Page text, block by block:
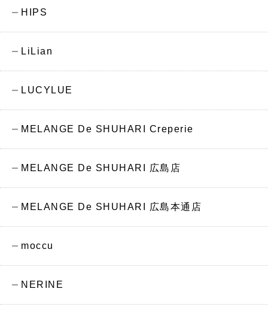
HIPS
LiLian
LUCYLUE
MELANGE De SHUHARI Creperie
MELANGE De SHUHARI 広島店
MELANGE De SHUHARI 広島本通店
moccu
NERINE